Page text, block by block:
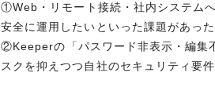
①Web・リモート接続・社内システム
安全に運用したいといった課題があった
②Keeperの「パスワード非表示・編集
スクを抑えつつ自社のセキュリティ要